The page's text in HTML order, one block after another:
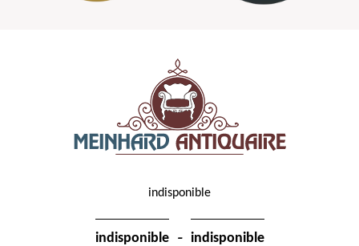
indisponible
indisponible - indisponible